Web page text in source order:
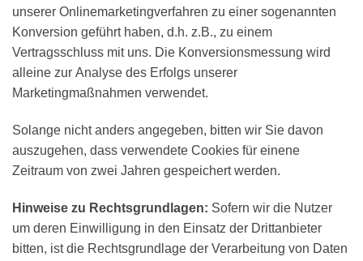
unserer Onlinemarketingverfahren zu einer sogenannten
Konversion geführt haben, d.h. z.B., zu einem
Vertragsschluss mit uns. Die Konversionsmessung wird
alleine zur Analyse des Erfolgs unserer
Marketingmaßnahmen verwendet.
Solange nicht anders angegeben, bitten wir Sie davon
auszugehen, dass verwendete Cookies für einene
Zeitraum von zwei Jahren gespeichert werden.
Hinweise zu Rechtsgrundlagen: Sofern wir die Nutzer
um deren Einwilligung in den Einsatz der Drittanbieter
bitten, ist die Rechtsgrundlage der Verarbeitung von Daten